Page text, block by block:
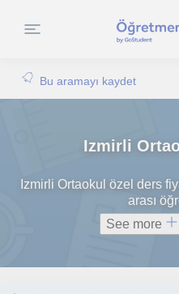
Bu aramayı kaydet
Izmirli
Izmirli Ortaokul özel ders
arası
See more